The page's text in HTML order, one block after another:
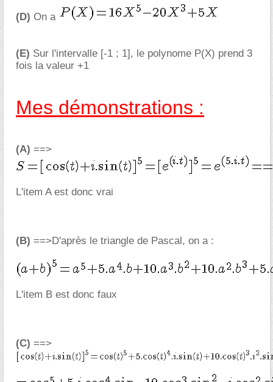
(D) On a
(E) Sur l'intervalle [-1 ; 1], le polynome P(X) prend 3
fois la valeur +1
Mes démonstrations :
(A) ==>
L'item A est donc vrai
(B) ==>D'après le triangle de Pascal, on a :
L'item B est donc faux
(C) ==>